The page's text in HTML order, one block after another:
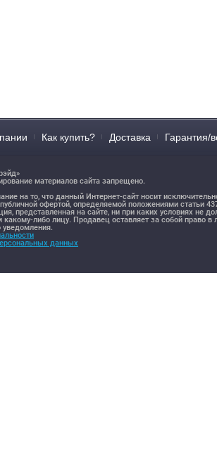
Как купить? Доставка Гарантия/
материалов сайта запрещено.
на то, что данный Интернет-сайт носит
офертой, определяемой положениями статьи
представленная на сайте, ни при каких условиях не
либо лицу. Продавец оставляет за собой право
уведомления.
данных